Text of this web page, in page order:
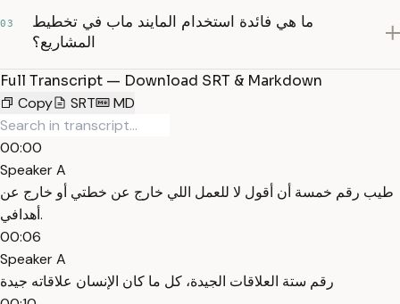
03
ما هي فائدة استخدام المايند ماب في تخطيط
المشاريع؟
Full Transcript — Download SRT & Markdown
Copy
SRT MD
00:00
Speaker A
طيب رقم خمسة أن أقول لا للعمل اللي خارج عن خطتي أو خارج عن
أهدافي.
00:06
Speaker A
رقم ستة العلاقات الجيدة، كل ما كان الإنسان علاقاته جيدة